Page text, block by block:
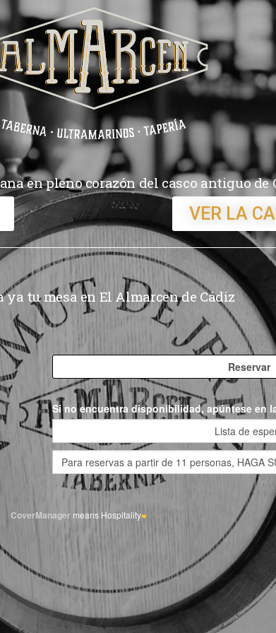
en pleno corazón del casco antiguo de
VER LA
ya tu mesa en El Almarcen de Cádiz